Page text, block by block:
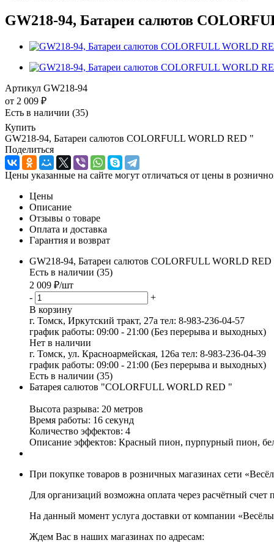
GW218-94, Батареи салютов
Артикул GW218-94
от 2 009 ₽
Есть в наличии (35)
Купить
GW218-94, Батареи салютов COLORFULL WORLD RED "
Поделиться
Цены указанные на сайте могут отличаться от цены в
Цены
Описание
Отзывы о товаре
Оплата и доставка
Гарантия и возврат
GW218-94, Батареи салютов COLORFULL WORLD
Есть в наличии (35)
2 009 ₽/шт
-
+
В корзину
г. Томск, Иркутский тракт, 27а тел: 8-983-236-04-57
график работы: 09:00 - 21:00 (Без перерыва и выходных)
Нет в наличии
г. Томск, ул. Красноармейская, 126а тел: 8-983-236-04-39
график работы: 09:00 - 21:00 (Без перерыва и выходных)
Есть в наличии (35)
Батарея салютов "COLORFULL WORLD RED "
Высота разрыва: 20 метров
Время работы: 16 секунд
Количество эффектов: 4
Описание эффектов: Красный пион, пурпурный пион,
При покупке товаров в розничных магазинах сети
Для организаций возможна оплата через расчётный
На данный момент услуга доставки от компании
Ждем Вас в наших магазинах по адресам: